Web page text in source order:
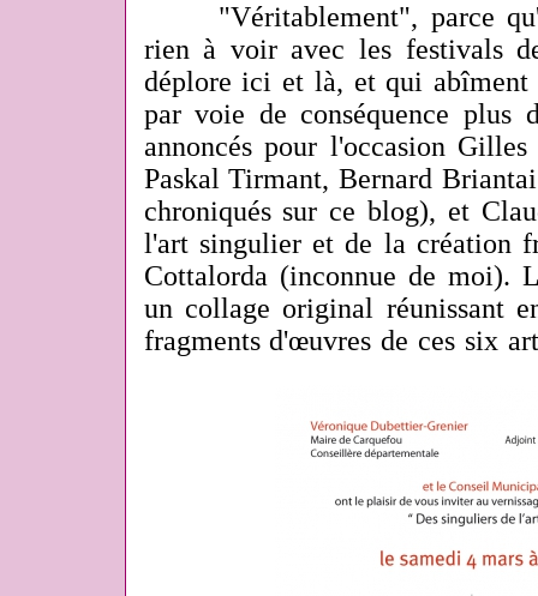
"Véritablement", parce
rien à voir avec les festivals
déplore ici et là, et qui
par voie de conséquence plus
annoncés pour l'occasion
Paskal Tirmant, Bernard
chroniqués sur ce blog), et
l'art singulier et de la création
Cottalorda (inconnue de moi).
un collage original réunissant
fragments d'œuvres de ces six